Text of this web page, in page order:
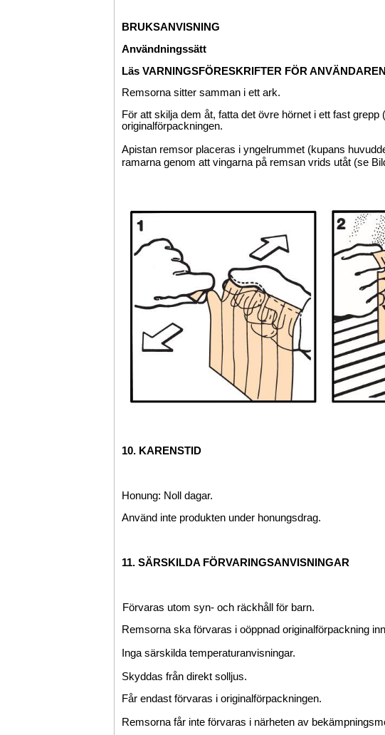
BRUKSANVISNING
Användningssätt
Läs VARNINGSFÖRESKRIFTER FÖR
Remsorna sitter samman i ett ark.
För att skilja dem åt, fatta det övre hörnet i ett fast
originalförpackningen.
Apistan remsor placeras i yngelrummet (kupans
ramarna genom att vingarna på remsan vrids utåt (se
10. KARENSTID
Honung: Noll dagar.
Använd inte produkten under honungsdrag.
11. SÄRSKILDA FÖRVARINGSANVISNINGAR
Förvaras utom syn- och räckhåll för barn.
Remsorna ska förvaras i oöppnad originalförpackning
Inga särskilda temperaturanvisningar.
Skyddas från direkt solljus.
Får endast förvaras i originalförpackningen.
Remsorna får inte förvaras i närheten av